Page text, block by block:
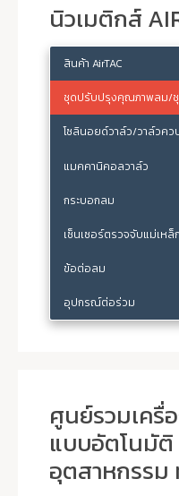
นิวเมติกส์
สินค้า AirTAC
ชุดปรับปรุงคุณภาพลม/
โซลินอยด์วาล์ว/วาล์วค
แมคคานิคอลวาล์ว
กระบอกลม
เซ็นเซอร์ตรวจจับแม่เหล็ก
ข้อต่อลม
อุปกรณ์ต่อร่วม
ศูนย์รวมเครื่
แบบอัตโนมัติ
อุตสาหกรร